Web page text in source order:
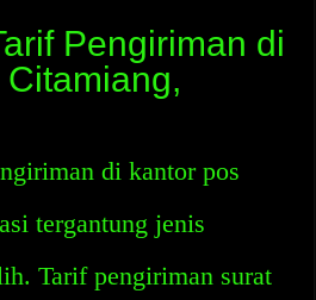
Pengiriman di
di kantor pos
tergantung jenis
Tarif pengiriman surat